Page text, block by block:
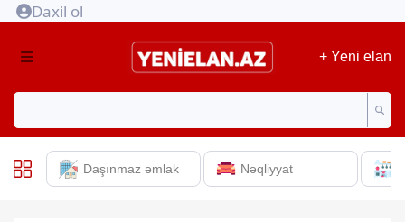
Daxil ol
+ Yeni elan
Daşınmaz əmlak Nəqliyyat